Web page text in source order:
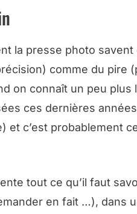
la presse photo
comme du pire
on connaît un peu
ces dernières
et c’est probablement
tout ce qu’il faut
en fait …), dans